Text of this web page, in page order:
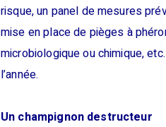
risque, un panel de mesures
mise en place de pièges à
microbiologique ou chimique,
l’année.
Un champignon destructeur